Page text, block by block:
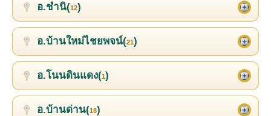
อ.ชำนิ(12)
อ.บ้านใหม่ไชยพจน์(21)
อ.โนนดินแดง(1)
อ.บ้านด่าน(18)